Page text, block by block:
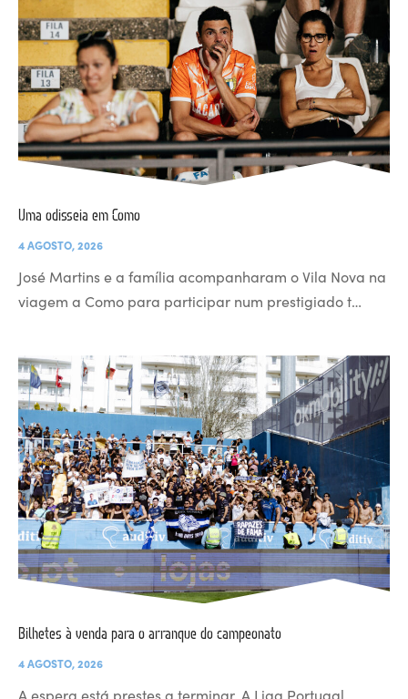
Uma odisseia em Como
4 AGOSTO, 2026
José Martins e a família acompanharam o Vila Nova na
viagem a Como para participar num prestigiado t…
Bilhetes à venda para o arranque do campeonato
4 AGOSTO, 2026
A espera está prestes a terminar. A Liga Portugal